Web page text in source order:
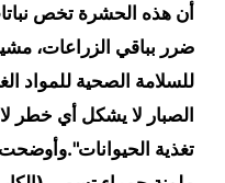
أن هذه الحشرة تخص
ضرر بباقي الزراعات،
للسلامة الصحية للمواد
الصبار لا يشكل أي خطر لا
تغذية